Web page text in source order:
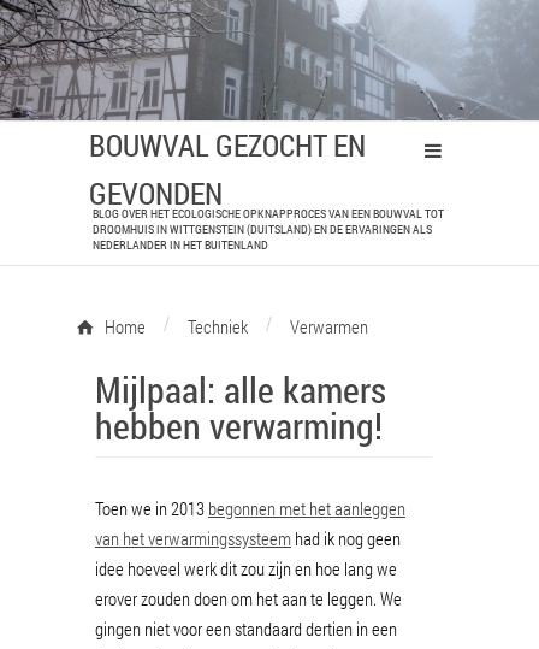
BOUWVAL GEZOCHT EN
GEVONDEN
BLOG OVER HET ECOLOGISCHE OPKNAPPROCES VAN EEN BOUWVAL TOT
DROOMHUIS IN WITTGENSTEIN (DUITSLAND) EN DE ERVARINGEN ALS
NEDERLANDER IN HET BUITENLAND
Home / Techniek / Verwarmen
Mijlpaal: alle kamers
hebben verwarming!
Toen we in 2013 begonnen met het aanleggen
van het verwarmingssysteem had ik nog geen
idee hoeveel werk dit zou zijn en hoe lang we
erover zouden doen om het aan te leggen. We
gingen niet voor een standaard dertien in een